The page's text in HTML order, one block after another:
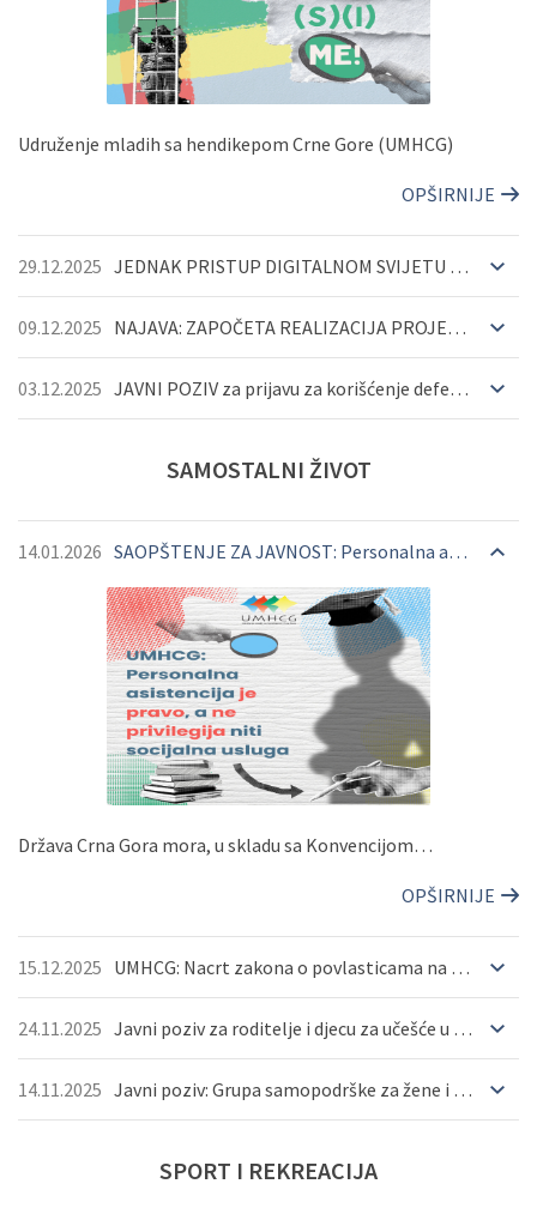
Udruženje mladih sa hendikepom Crne Gore (UMHCG)
OPŠIRNIJE
29.12.2025 JEDNAK PRISTUP DIGITALNOM SVIJETU ZA SVAKOGA
OPŠIRNIJE
09.12.2025 NAJAVA: ZAPOČETA REALIZACIJA PROJEKTA (PRISTUP)ačnost = za sve!
OPŠIRNIJE
03.12.2025 JAVNI POZIV za prijavu za korišćenje defektoloških i logopedskih usluga za djecu i mlade s invalidit...
OPŠIRNIJE
SAMOSTALNI ŽIVOT
14.01.2026 SAOPŠTENJE ZA JAVNOST: Personalna asistencija je pravo, a ne privilegija niti socijalna usluga
Država Crna Gora mora, u skladu sa Konvencijom…
OPŠIRNIJE
15.12.2025 UMHCG: Nacrt zakona o povlasticama na putovanje mora biti pravedniji i usklađen sa stvarnim životom ...
24.11.2025 Javni poziv za roditelje i djecu za učešće u konsultacijama o potrebama i prilagođavanju programa po...
14.11.2025 Javni poziv: Grupa samopodrške za žene i djevojčice s invaliditetom
SPORT I REKREACIJA